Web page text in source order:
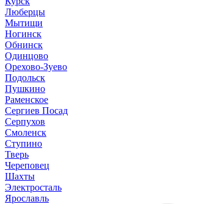
Люберцы
Мытищи
Ногинск
Обнинск
Одинцово
Орехово-Зуево
Подольск
Пушкино
Раменское
Сергиев Посад
Серпухов
Смоленск
Ступино
Тверь
Череповец
Шахты
Электросталь
Ярославль